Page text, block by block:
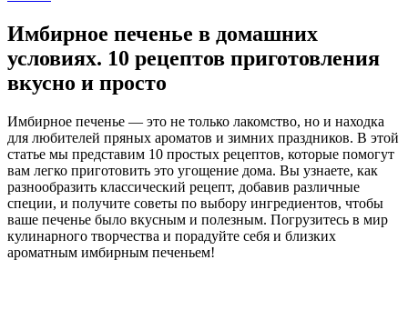
Имбирное печенье в домашних
условиях. 10 рецептов приготовления
вкусно и просто
Имбирное печенье — это не только лакомство, но и находка
для любителей пряных ароматов и зимних праздников. В этой
статье мы представим 10 простых рецептов, которые помогут
вам легко приготовить это угощение дома. Вы узнаете, как
разнообразить классический рецепт, добавив различные
специи, и получите советы по выбору ингредиентов, чтобы
ваше печенье было вкусным и полезным. Погрузитесь в мир
кулинарного творчества и порадуйте себя и близких
ароматным имбирным печеньем!